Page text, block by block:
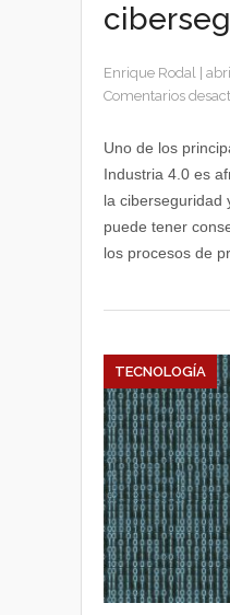
Enrique Rodal
Comentarios
Uno de los
Industria 4.0 es
la ciberseguridad
puede tener
los procesos de
TECNOLOGÍA